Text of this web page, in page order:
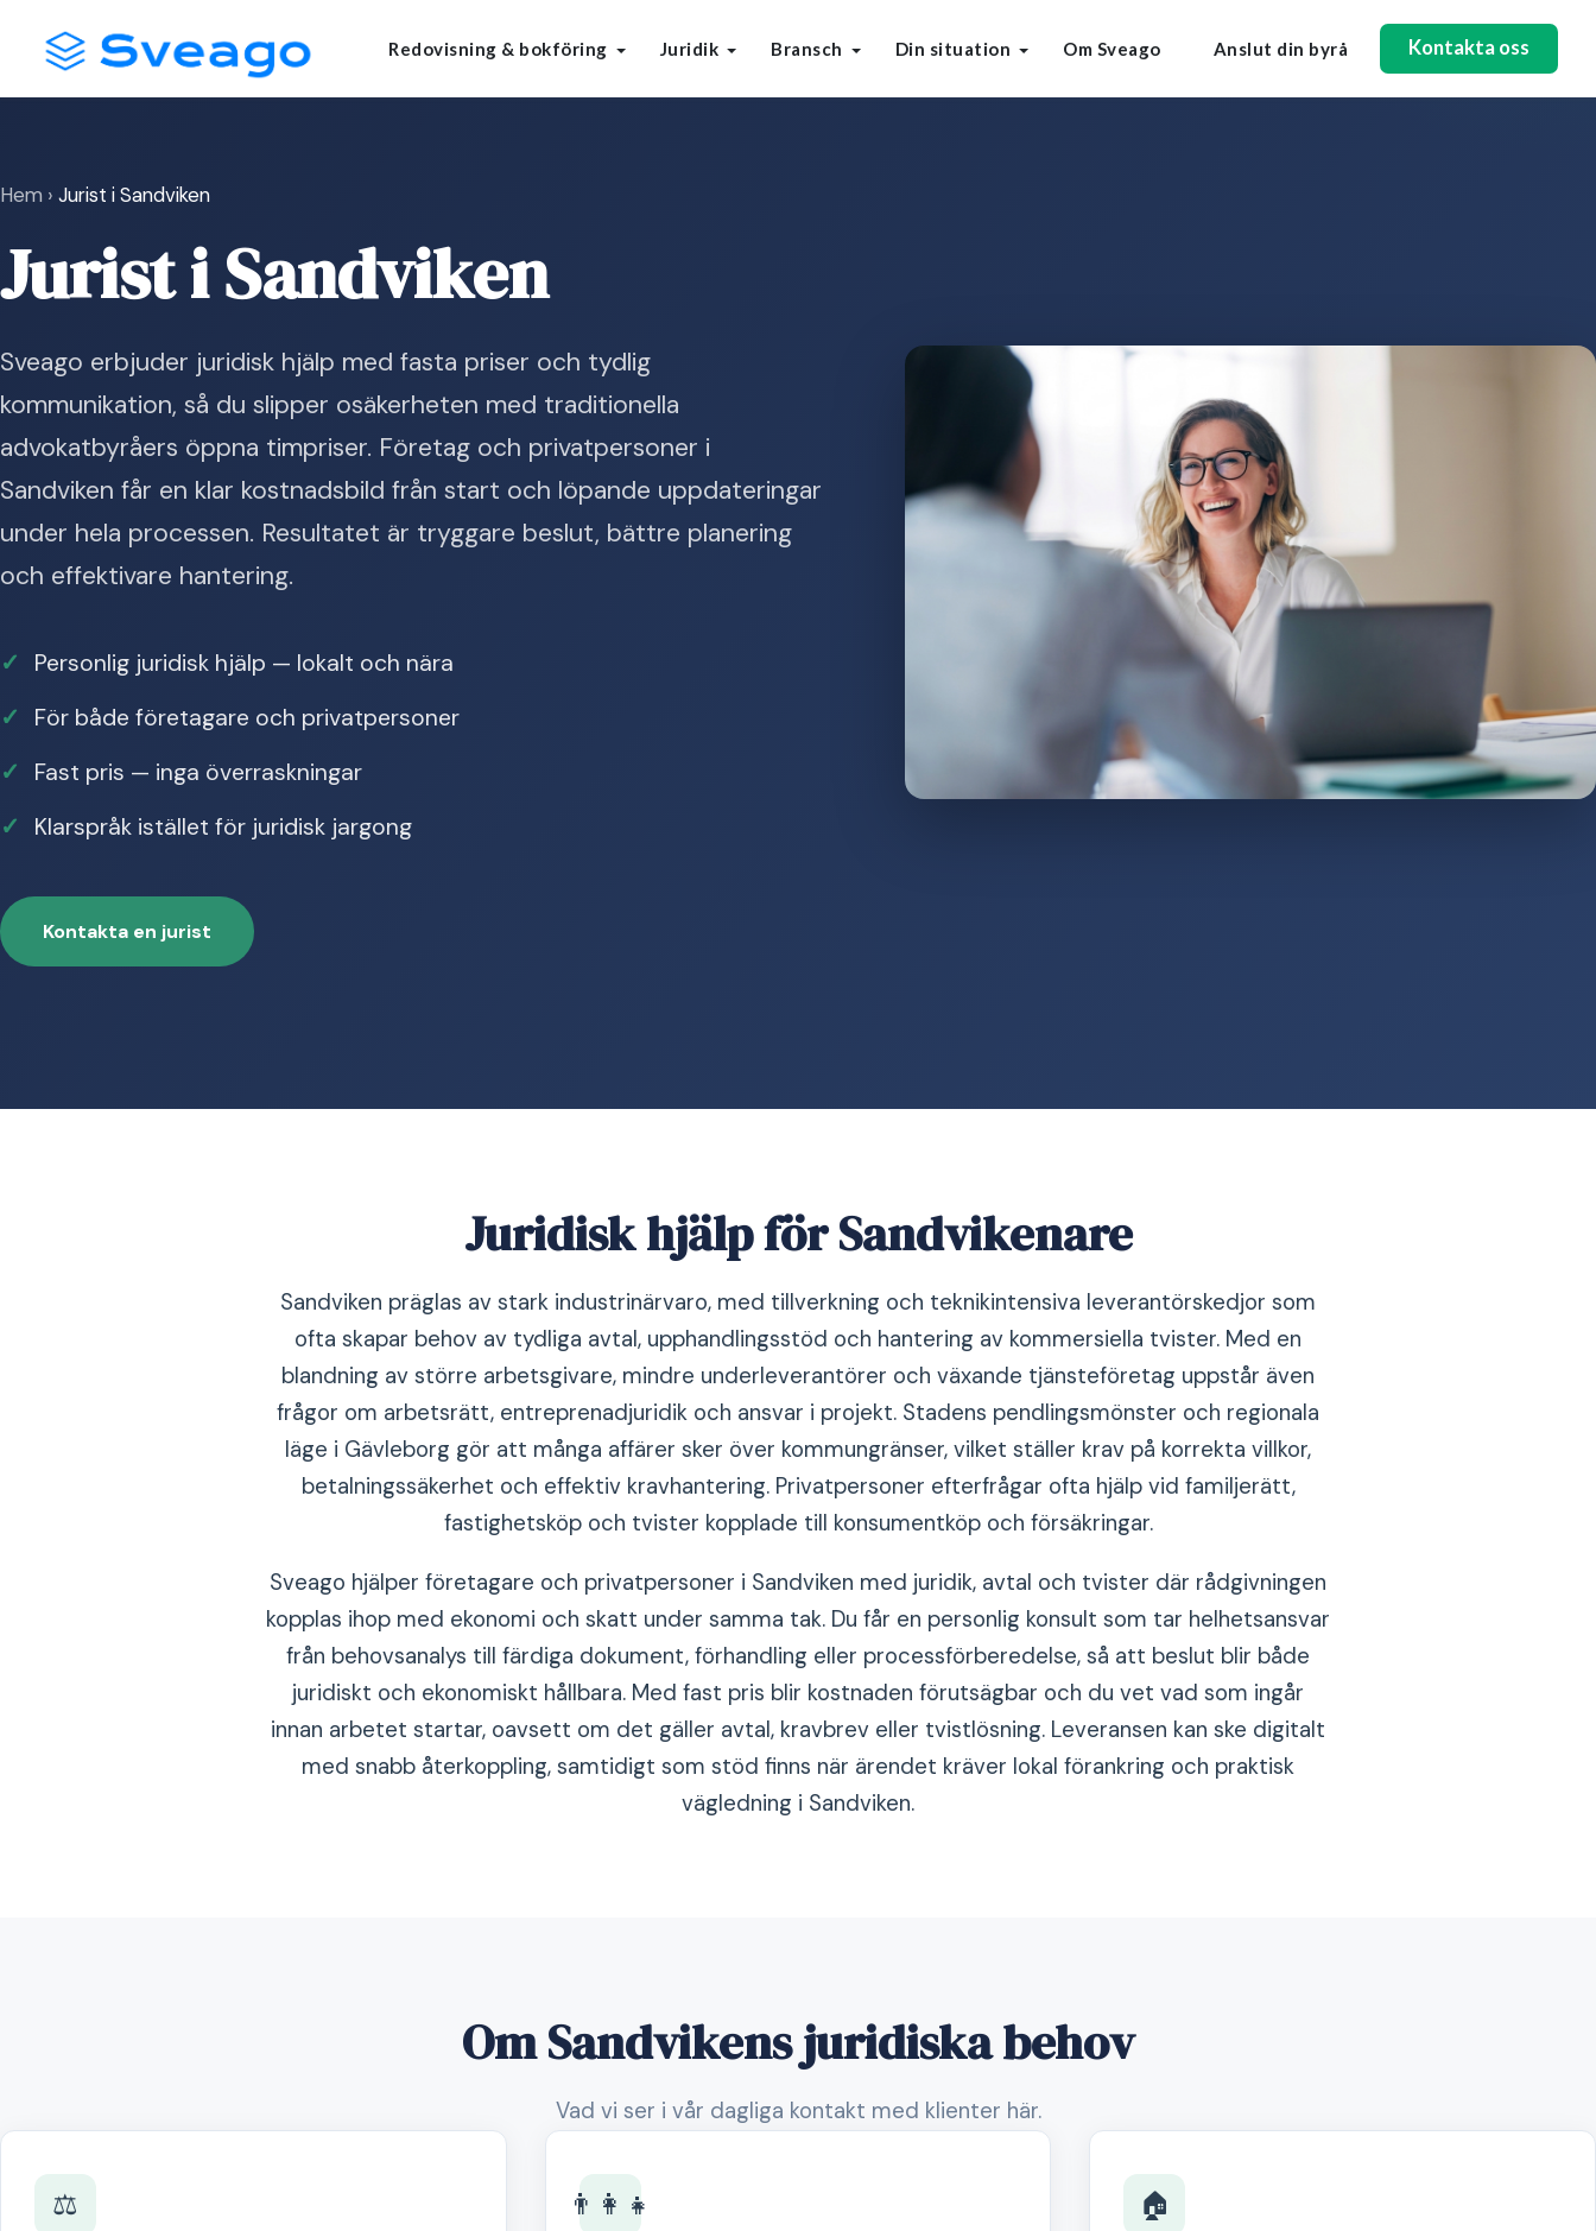
Redovisning & bokföring Juridik Bransch Din situation Om Sveago Anslut din byrå Kontakta oss
Hem › Jurist i Sandviken
Jurist i Sandviken
Sveago erbjuder juridisk hjälp med fasta priser och tydlig
kommunikation, så du slipper osäkerheten med traditionella
advokatbyråers öppna timpriser. Företag och privatpersoner i
Sandviken får en klar kostnadsbild från start och löpande uppdateringar
under hela processen. Resultatet är tryggare beslut, bättre planering
och effektivare hantering.
Personlig juridisk hjälp — lokalt och nära
För både företagare och privatpersoner
Fast pris — inga överraskningar
Klarspråk istället för juridisk jargong
Kontakta en jurist
Juridisk hjälp för Sandvikenare
Sandviken präglas av stark industrinärvaro, med tillverkning och teknikintensiva leverantörskedjor som
ofta skapar behov av tydliga avtal, upphandlingsstöd och hantering av kommersiella tvister. Med en
blandning av större arbetsgivare, mindre underleverantörer och växande tjänsteföretag uppstår även
frågor om arbetsrätt, entreprenadjuridik och ansvar i projekt. Stadens pendlingsmönster och regionala
läge i Gävleborg gör att många affärer sker över kommungränser, vilket ställer krav på korrekta villkor,
betalningssäkerhet och effektiv kravhantering. Privatpersoner efterfrågar ofta hjälp vid familjerätt,
fastighetsköp och tvister kopplade till konsumentköp och försäkringar.
Sveago hjälper företagare och privatpersoner i Sandviken med juridik, avtal och tvister där rådgivningen
kopplas ihop med ekonomi och skatt under samma tak. Du får en personlig konsult som tar helhetsansvar
från behovsanalys till färdiga dokument, förhandling eller processförberedelse, så att beslut blir både
juridiskt och ekonomiskt hållbara. Med fast pris blir kostnaden förutsägbar och du vet vad som ingår
innan arbetet startar, oavsett om det gäller avtal, kravbrev eller tvistlösning. Leveransen kan ske digitalt
med snabb återkoppling, samtidigt som stöd finns när ärendet kräver lokal förankring och praktisk
vägledning i Sandviken.
Om Sandvikens juridiska behov
Vad vi ser i vår dagliga kontakt med klienter här.
⚖️ 👨‍👩‍👧 🏠